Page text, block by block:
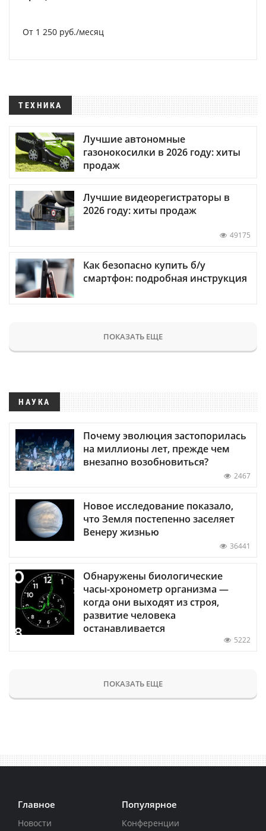
От 1 250 руб./месяц
ТЕХНИКА
Лучшие автономные
газонокосилки в 2026 году: хиты
продаж
Лучшие видеорегистраторы в
2026 году: хиты продаж
49175
Как безопасно купить б/у
смартфон: подробная инструкция
ПОКАЗАТЬ ЕЩЕ
НАУКА
Почему эволюция застопорилась
на миллионы лет, прежде чем
внезапно возобновиться?
2467
Новое исследование показало,
что Земля постепенно заселяет
Венеру жизнью
36441
Обнаружены биологические
часы-хронометр организма —
когда они выходят из строя,
развитие человека
останавливается
5222
ПОКАЗАТЬ ЕЩЕ
Главное
Новости
Популярное
Конференции